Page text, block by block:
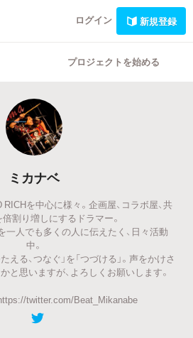
ログイン 新規登録
プロジェクトを始める
ミカナベ
を中心に様々。企画屋、コラボ屋、共
割り増しにするドラマー。
一人でも多くの人に伝えたく、日々活動
中。
える、つなぐ」を「つづける」。声をかけさ
と思いますが、よろしくお願いします。
twitter.com/Beat_Mikanabe